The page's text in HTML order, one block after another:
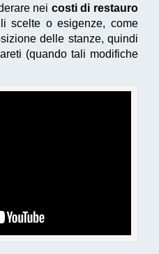
nei costi di restauro
scelte o esigenze, come
delle stanze, quindi
(quando tali modifiche